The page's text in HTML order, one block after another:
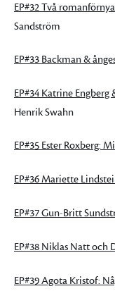
EP#32 Två
Sandström
EP#33 Backman &
EP#34 Katrine
Henrik Swahn
EP#35 Ester Roxberg:
EP#36 Mariette
EP#37 Gun-Britt
EP#38 Niklas Natt och
EP#39 Agota Kristof: